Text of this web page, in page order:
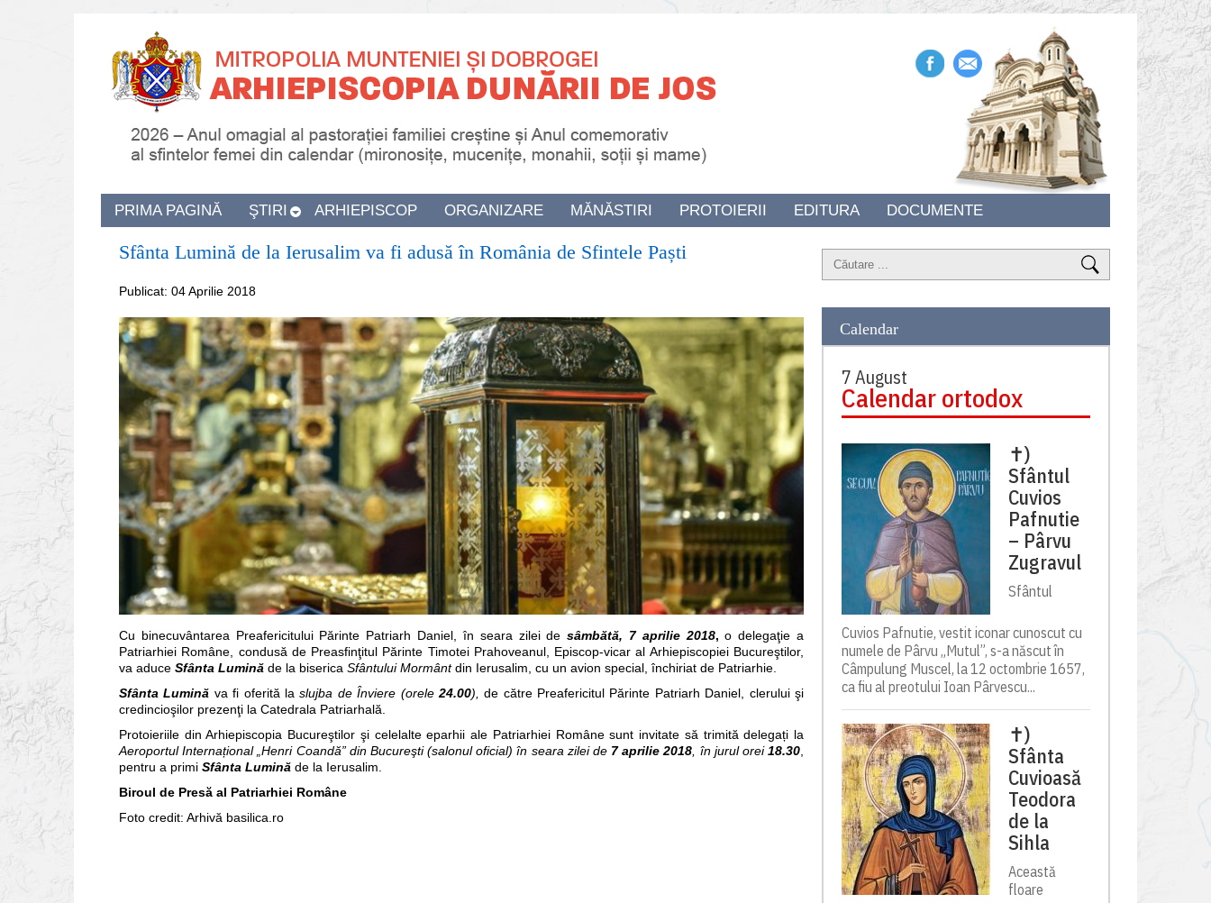
PRIMA PAGINĂ ŞTIRI ARHIEPISCOP ORGANIZARE MĂNĂSTIRI PROTOIERII EDITURA DOCUMENTE
Sfânta Lumină de la Ierusalim va fi adusă în România de Sfintele Paști
Publicat: 04 Aprilie 2018
Cu binecuvântarea Preafericitului Părinte Patriarh Daniel, în seara zilei desâmbătă, 7 aprilie 2018, o delegaţie a
Patriarhiei Române, condusă de Preasfinţitul Părinte Timotei Prahoveanul, Episcop-vicar al Arhiepiscopiei Bucureştilor,
va aduce Sfânta Lumină de la biserica Sfântului Mormântdin Ierusalim, cu un avion special, închiriat de Patriarhie.
Sfânta Lumină va fi oferită laslujba de Înviere (orele24.00), de către Preafericitul Părinte Patriarh Daniel, clerului şi
credincioşilor prezenţi la Catedrala Patriarhală.
Protoieriile din Arhiepiscopia Bucureştilor şi celelalte eparhii ale Patriarhiei Române sunt invitate să trimită delegați la
Aeroportul Internațional „Henri Coandă” din Bucureşti (salonul oficial) în seara zilei de 7 aprilie 2018, în jurul orei18.30,
pentru a primi Sfânta Lumină de la Ierusalim.
Biroul de Presă al Patriarhiei Române
Foto credit: Arhivă basilica.ro
Calendar
7 August
Calendar ortodox
✝)
Sfântul
Cuvios
Pafnutie
– Pârvu
Zugravul
Sfântul
Cuvios Pafnutie, vestit iconar cunoscut cu
numele de Pârvu „Mutul”, s-a născut în
Câmpulung Muscel, la 12 octombrie 1657,
ca fiu al preotului Ioan Pârvescu...
✝)
Sfânta
Cuvioasă
Teodora
de la
Sihla
Această
floare